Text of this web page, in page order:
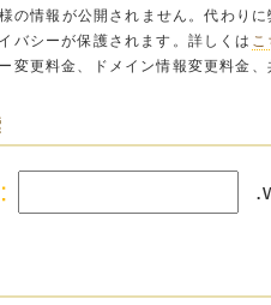
情報が公開されません。代わりに
バシーが保護されます。詳しくは
変更料金、ドメイン情報変更料金、